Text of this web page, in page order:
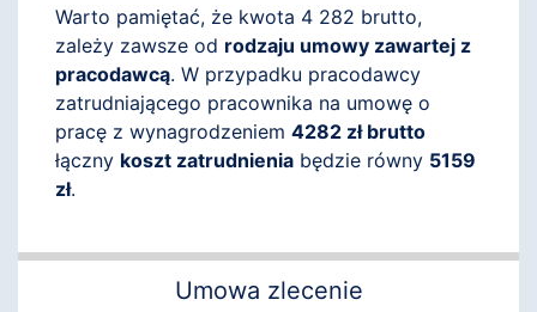
Umowa zlecenie
Warto pamiętać, że kwota 4 282 brutto,
zależy zawsze od rodzaju umowy zawartej z
pracodawcą. W przypadku pracodawcy
zatrudniającego pracownika na umowę o
pracę z wynagrodzeniem 4282 zł brutto
łączny koszt zatrudnienia będzie równy 5159
zł.